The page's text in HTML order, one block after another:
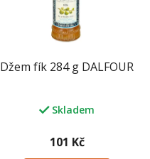
Džem fík 284 g DALFOUR
Skladem
101 Kč